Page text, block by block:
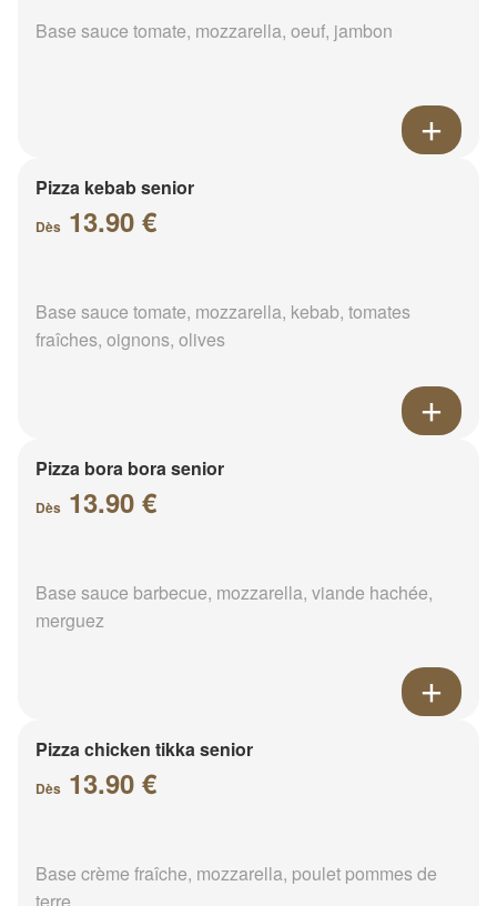
Base sauce tomate, mozzarella, oeuf, jambon
Pizza kebab senior
Dès 13.90 €
Base sauce tomate, mozzarella, kebab, tomates
fraîches, oignons, olives
Pizza bora bora senior
Dès 13.90 €
Base sauce barbecue, mozzarella, viande hachée,
merguez
Pizza chicken tikka senior
Dès 13.90 €
Base crème fraîche, mozzarella, poulet pommes de
terre